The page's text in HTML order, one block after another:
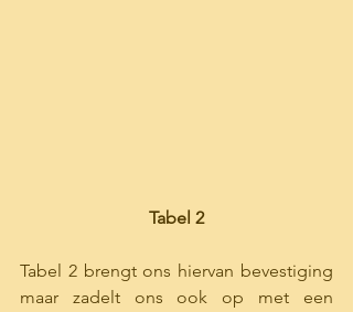
Tabel 2
Tabel 2 brengt ons hiervan bevestiging
maar zadelt ons ook op met een